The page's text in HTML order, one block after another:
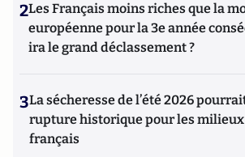
2Les Français moins riches que la
européenne pour la 3e année
ira le grand déclassement ?
3La sécheresse de l’été 2026
rupture historique pour les
français